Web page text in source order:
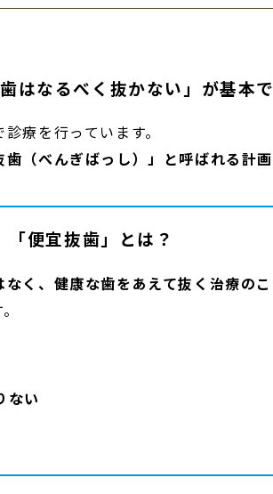
はなるべく抜かない」が基本
診療を行っています。
歯（べんぎばっし）」と呼ばれる計
「便宜抜歯」とは？
く、健康な歯をあえて抜く治療のこ
ない